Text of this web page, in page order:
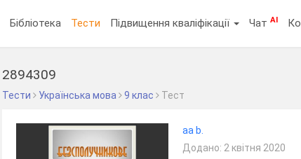
Бібліотека Тести Підвищення кваліфікації ЧатAI
2894309
Тести Українська мова 9 клас Тест
aa b.
Додано: 2 квітня 2020